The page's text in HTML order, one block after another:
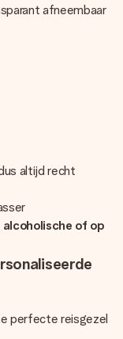
afneembaar
altijd recht
of op
perfecte reisgezel